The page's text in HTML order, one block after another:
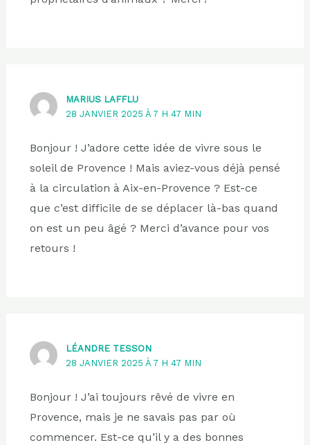
MARIUS LAFFLU
28 JANVIER 2025 À 7 H 47 MIN
Bonjour ! J’adore cette idée de vivre sous le
soleil de Provence ! Mais aviez-vous déjà pensé
à la circulation à Aix-en-Provence ? Est-ce
que c’est difficile de se déplacer là-bas quand
on est un peu âgé ? Merci d’avance pour vos
retours !
LÉANDRE TESSON
28 JANVIER 2025 À 7 H 47 MIN
Bonjour ! J’ai toujours rêvé de vivre en
Provence, mais je ne savais pas par où
commencer. Est-ce qu’il y a des bonnes